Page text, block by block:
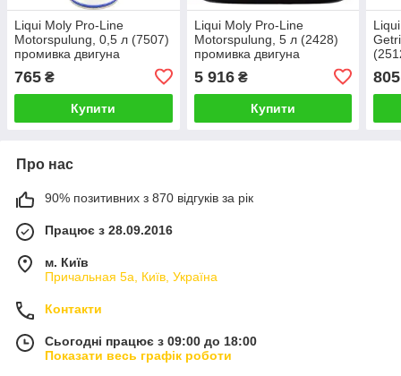
Liqui Moly Pro-Line
Motorspulung, 0,5 л (7507)
промивка двигуна
765 ₴
Купити
Liqui Moly Pro-Line
Motorspulung, 5 л (2428)
промивка двигуна
5 916₴
Купити
Про нас
90% позитивних з 870 відгуків за рік
Працює з 28.09.2016
м. Київ
Причальная 5а, Київ, Україна
Контакти
Сьогодні працює з 09:00 до 18:00
Показати весь графік роботи